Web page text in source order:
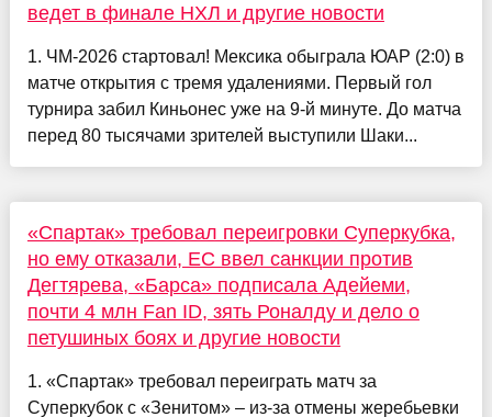
ведет в финале НХЛ и другие новости
1. ЧМ-2026 стартовал! Мексика обыграла ЮАР (2:0) в
матче открытия с тремя удалениями. Первый гол
турнира забил Киньонес уже на 9-й минуте. До матча
перед 80 тысячами зрителей выступили Шаки...
«Спартак» требовал переигровки Суперкубка,
но ему отказали, ЕС ввел санкции против
Дегтярева, «Барса» подписала Адейеми,
почти 4 млн Fan ID, зять Роналду и дело о
петушиных боях и другие новости
1. «Спартак» требовал переиграть матч за
Суперкубок с «Зенитом» – из-за отмены жеребьевки